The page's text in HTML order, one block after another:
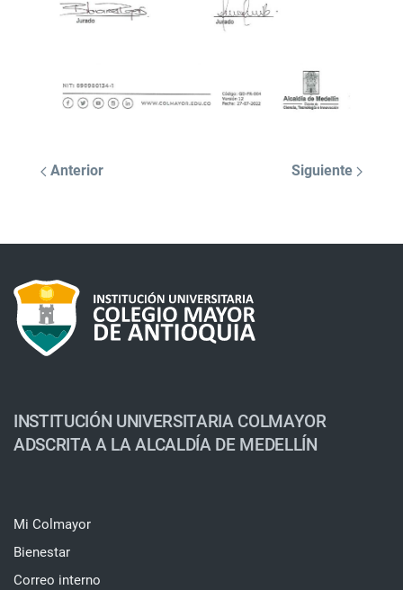
Anterior Siguiente
INSTITUCIÓN UNIVERSITARIA COLMAYOR
ADSCRITA A LA ALCALDÍA DE MEDELLÍN
Mi Colmayor
Bienestar
Correo interno